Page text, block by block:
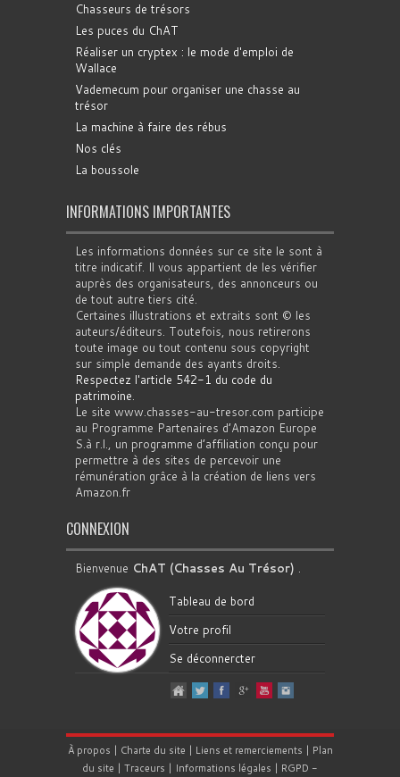
Chasseurs de trésors
Les puces du ChAT
Réaliser un cryptex : le mode d'emploi de
Wallace
Vademecum pour organiser une chasse au
trésor
La machine à faire des rébus
Nos clés
La boussole
INFORMATIONS IMPORTANTES
Les informations données sur ce site le sont à
titre indicatif. Il vous appartient de les vérifier
auprès des organisateurs, des annonceurs ou
de tout autre tiers cité.
Certaines illustrations et extraits sont © les
auteurs/éditeurs. Toutefois, nous retirerons
toute image ou tout contenu sous copyright
sur simple demande des ayants droits.
Respectez l'article 542-1 du code du
patrimoine.
Le site www.chasses-au-tresor.com participe
au Programme Partenaires d’Amazon Europe
S.à r.l., un programme d’affiliation conçu pour
permettre à des sites de percevoir une
rémunération grâce à la création de liens vers
Amazon.fr
CONNEXION
Bienvenue ChAT (Chasses Au Trésor) .
Tableau de bord
Votre profil
Se déconnercter
À propos | Charte du site | Liens et remerciements | Plan
du site | Traceurs | Informations légales | RGPD -